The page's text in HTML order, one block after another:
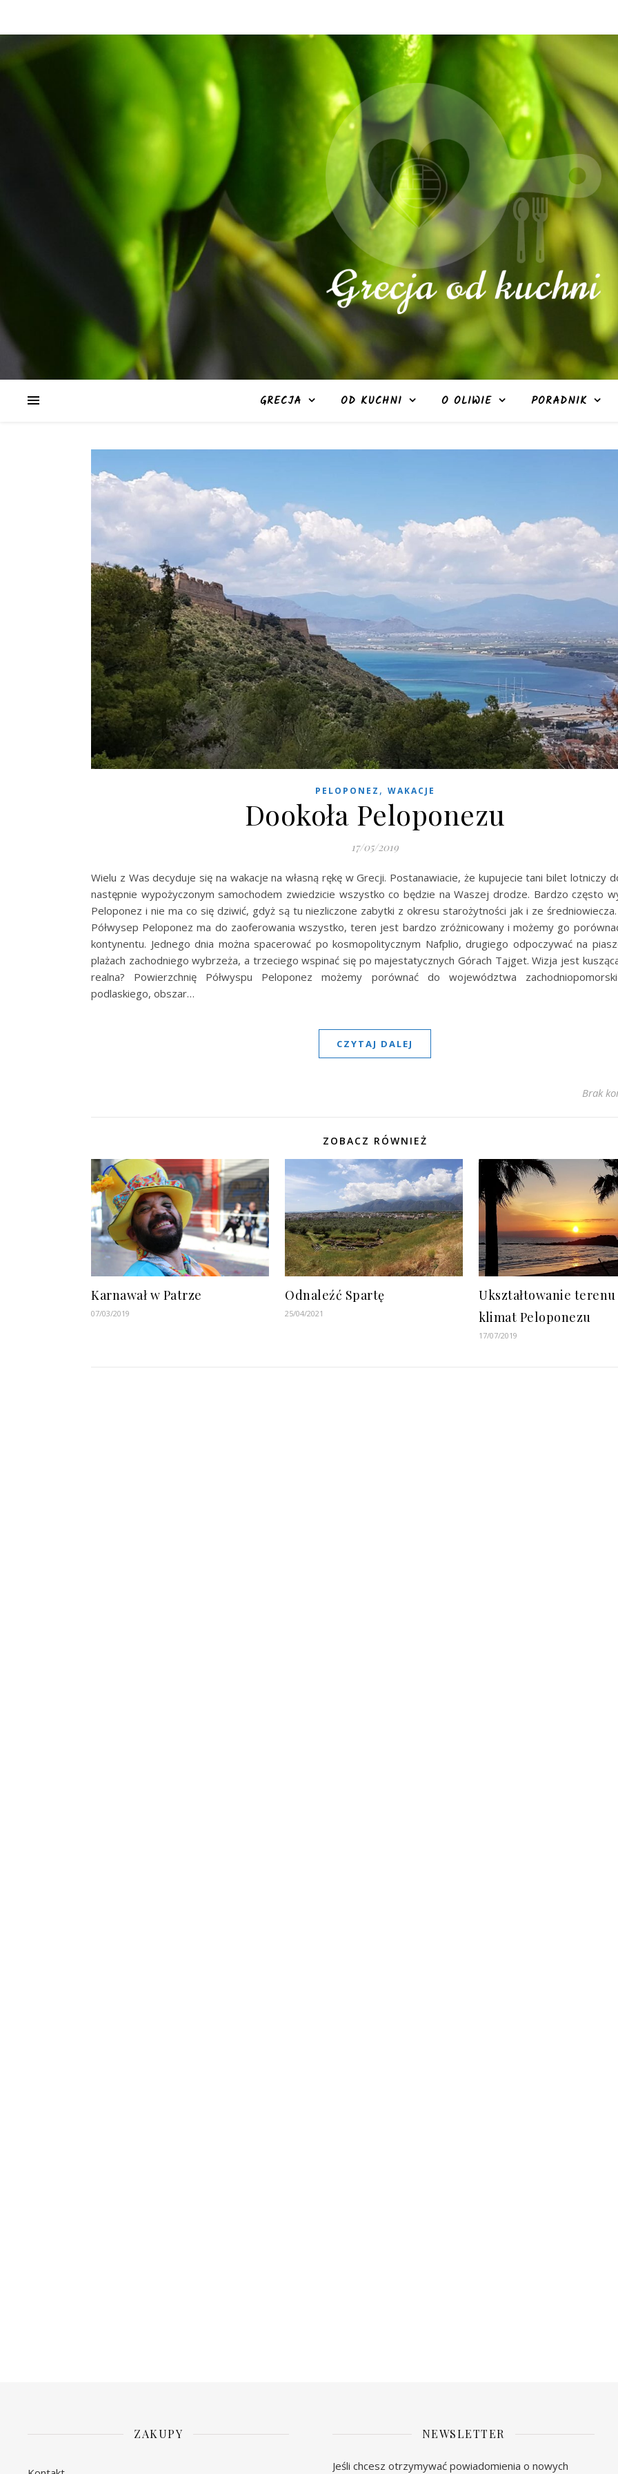
GRECJA OD KUCHNI O OLIWIE PORADNIK
PELOPONEZ , WAKACJE
Dookoła Peloponezu
17/05/2019
Wielu z Was decyduje się na wakacje na własną rękę w Grecji. Postanawiacie, że kupujecie tani bilet lotniczy
następnie wypożyczonym samochodem zwiedzicie wszystko co będzie na Waszej drodze. Bardzo często
Peloponez i nie ma co się dziwić, gdyż są tu niezliczone zabytki z okresu starożytności jak i ze
Półwysep Peloponez ma do zaoferowania wszystko, teren jest bardzo zróżnicowany i możemy go
kontynentu. Jednego dnia można spacerować po kosmopolitycznym Nafplio, drugiego odpoczywać na
plażach zachodniego wybrzeża, a trzeciego wspinać się po majestatycznych Górach Tajget. Wizja jest
realna? Powierzchnię Półwyspu Peloponez możemy porównać do województwa
podlaskiego, obszar…
CZYTAJ DALEJ
Brak
ZOBACZ RÓWNIEŻ
Karnawał w Patrze
07/03/2019
Odnaleźć Spartę
25/04/2021
Ukształtowanie
klimat Peloponezu
17/07/2019
ZAKUPY NEWSLETTER
Jeśli chcesz otrzymywać powiadomienia o nowych